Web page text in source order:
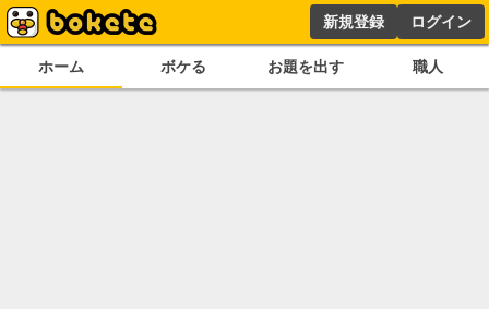
新規登録 ログイン
ホーム ボケる お題を出す 職人